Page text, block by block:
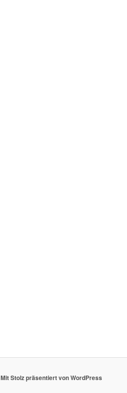
Mit Stolz präsentiert von WordPress